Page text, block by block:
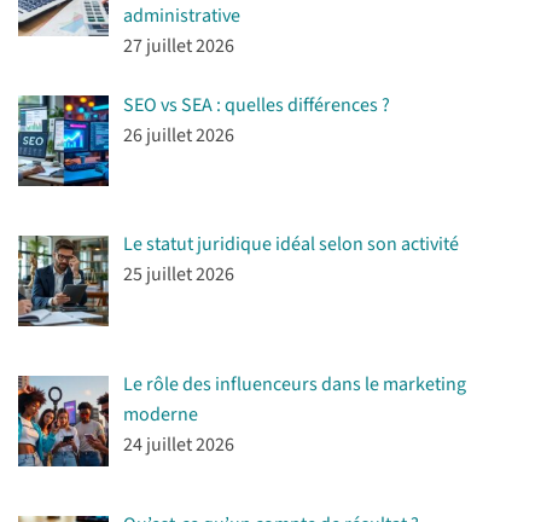
administrative
27 juillet 2026
SEO vs SEA : quelles différences ?
26 juillet 2026
Le statut juridique idéal selon son activité
25 juillet 2026
Le rôle des influenceurs dans le marketing
moderne
24 juillet 2026